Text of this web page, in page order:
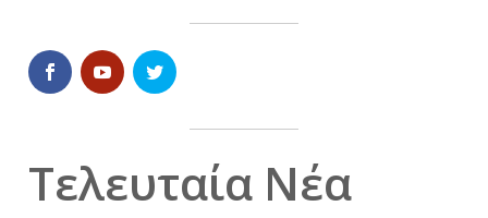
Τελευταία Νέα